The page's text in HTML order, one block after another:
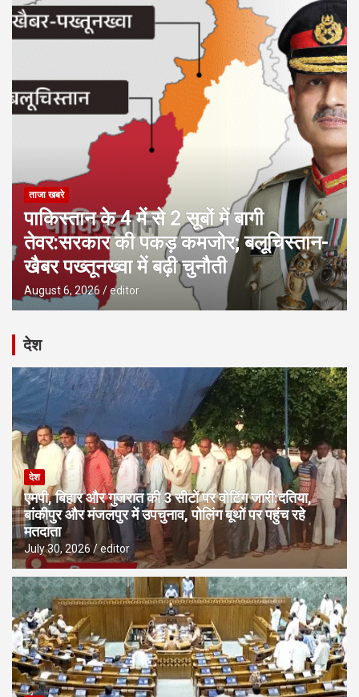
ताजा खबरे
पाकिस्तान के 4 में से 2 सूबों में बागी
तेवर:सरकार की पकड़ कमजोर; बलूचिस्तान-
खैबर पख्तूनख्वा में बढ़ी चुनौती
August 6, 2026 editor
देश
देश
एमपी, बिहार और गुजरात की 3 सीटों पर वोटिंग जारी:दतिया,
बांकीपुर और मंजलपुर में उपचुनाव, पोलिंग बूथों पर पहुंच रहे
मतदाता
July 30, 2026 editor